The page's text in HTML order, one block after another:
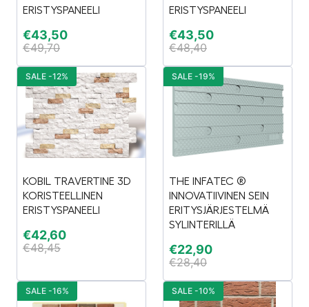
ERISTYSPANEELI
€43,50
€49,70
ERISTYSPANEELI
€43,50
€48,40
KOBIL TRAVERTINE 3D
KORISTEELLINEN
ERISTYSPANEELI
€42,60
€48,45
SALE -12%
THE INFATEC ®
INNOVATIIVINEN SEIN
ERITYSJÄRJESTELMÄ
SYLINTERILLÄ
€22,90
€28,40
SALE -19%
SALE -16% SALE -10%